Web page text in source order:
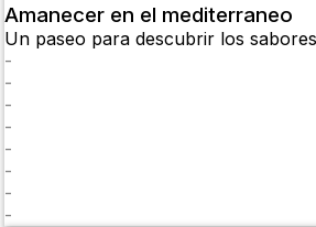
Amanecer en el mediterraneo
Un paseo para descubrir los
-
-
-
-
-
-
-
-